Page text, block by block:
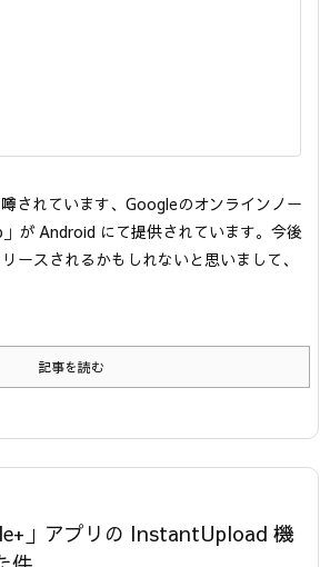
されています、Googleのオンラインノー
が Android にて提供されています。今後
ースされるかもしれないと思いまして、
記事を読む
」アプリの InstantUpload 機